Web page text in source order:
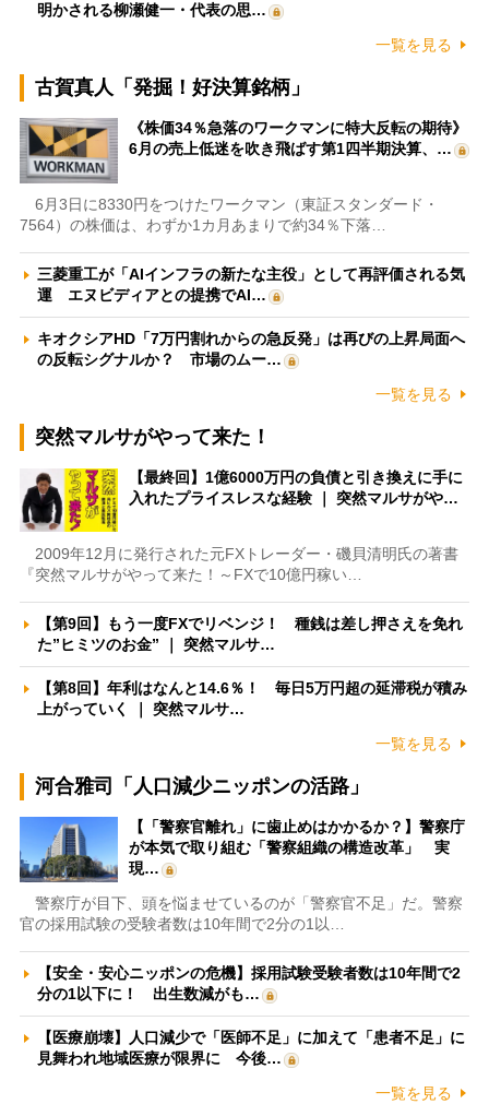
明かされる柳瀬健一・代表の思…
一覧を見る
古賀真人「発掘！好決算銘柄」
《株価34％急落のワークマンに特大反転の期待》
6月の売上低迷を吹き飛ばす第1四半期決算、…
6月3日に8330円をつけたワークマン（東証スタンダード・
7564）の株価は、わずか1カ月あまりで約34％下落…
三菱重工が「AIインフラの新たな主役」として再評価される気
運 エヌビディアとの提携でAI…
キオクシアHD「7万円割れからの急反発」は再びの上昇局面へ
の反転シグナルか？ 市場のムー…
一覧を見る
突然マルサがやって来た！
【最終回】1億6000万円の負債と引き換えに手に
入れたプライスレスな経験 ｜ 突然マルサがや…
2009年12月に発行された元FXトレーダー・磯貝清明氏の著書
『突然マルサがやって来た！～FXで10億円稼い…
【第9回】もう一度FXでリベンジ！ 種銭は差し押さえを免れ
た”ヒミツのお金” ｜ 突然マルサ…
【第8回】年利はなんと14.6％！ 毎日5万円超の延滞税が積み
上がっていく ｜ 突然マルサ…
一覧を見る
河合雅司「人口減少ニッポンの活路」
【「警察官離れ」に歯止めはかかるか？】警察庁
が本気で取り組む「警察組織の構造改革」 実
現…
警察庁が目下、頭を悩ませているのが「警察官不足」だ。警察
官の採用試験の受験者数は10年間で2分の1以…
【安全・安心ニッポンの危機】採用試験受験者数は10年間で2
分の1以下に！ 出生数減がも…
【医療崩壊】人口減少で「医師不足」に加えて「患者不足」に
見舞われ地域医療が限界に 今後…
一覧を見る